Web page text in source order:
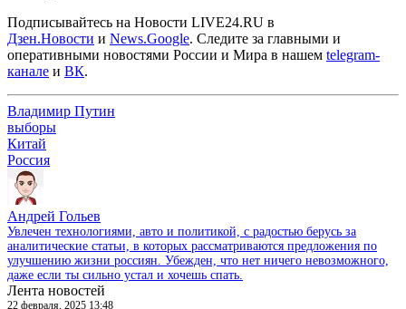
Подписывайтесь на Новости LIVE24.RU в
Дзен.Новости и News.Google. Следите за главными и
оперативными новостями России и Мира в нашем telegram-
канале и ВК.
Владимир Путин
выборы
Китай
Россия
Андрей Гольев
Увлечен технологиями, авто и политикой, с радостью берусь за
аналитические статьи, в которых рассматриваются предложения по
улучшению жизни россиян. Убежден, что нет ничего невозможного,
даже если ты сильно устал и хочешь спать.
Лента новостей
22 февраля, 2025 13:48